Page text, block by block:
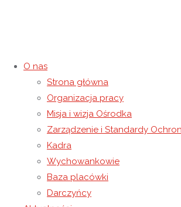
O nas
Strona główna
Organizacja pracy
Misja i wizja Ośrodka
Zarządzenie i Standardy
Kadra
Wychowankowie
Baza placówki
Darczyńcy
Europejski Dzień
6 marca 20257 marca 2025 Rok szkolny
Strona główna Rok szkolny 2024-2025
Logopedy